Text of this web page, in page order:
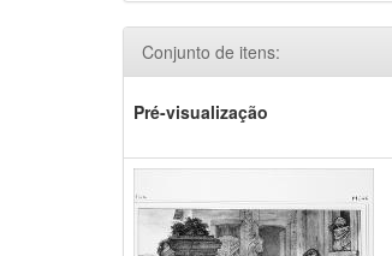
Conjunto de itens:
Pré-visualização